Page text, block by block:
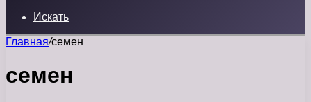
Искать
Главная/семен
семен